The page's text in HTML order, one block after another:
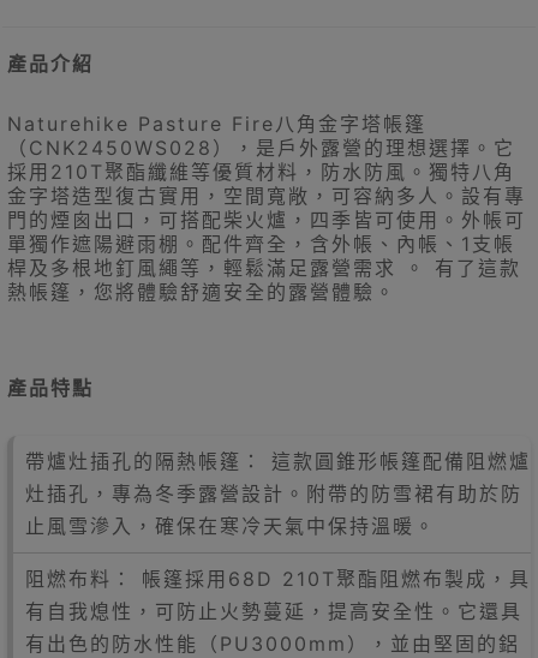
產品介紹
Naturehike Pasture Fire八角金字塔帳篷
（CNK2450WS028），是戶外露營的理想選擇。它
採用210T聚酯纖維等優質材料，防水防風。獨特八角
金字塔造型復古實用，空間寬敞，可容納多人。設有專
門的煙囪出口，可搭配柴火爐，四季皆可使用。外帳可
單獨作遮陽避雨棚。配件齊全，含外帳、內帳、1支帳
桿及多根地釘風繩等，輕鬆滿足露營需求 。 有了這款
熱帳篷，您將體驗舒適安全的露營體驗。
產品特點
帶爐灶插孔的隔熱帳篷： 這款圓錐形帳篷配備阻燃爐
灶插孔，專為冬季露營設計。附帶的防雪裙有助於防
止風雪滲入，確保在寒冷天氣中保持溫暖。
阻燃布料： 帳篷採用68D 210T聚酯阻燃布製成，具
有自我熄性，可防止火勢蔓延，提高安全性。它還具
有出色的防水性能（PU3000mm），並由堅固的鋁